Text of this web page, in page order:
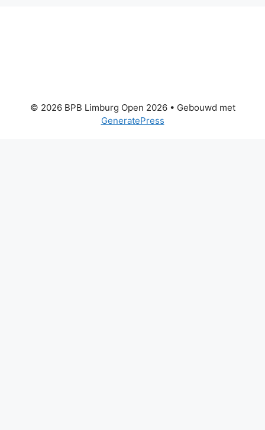
© 2026 BPB Limburg Open 2026• Gebouwd met
GeneratePress